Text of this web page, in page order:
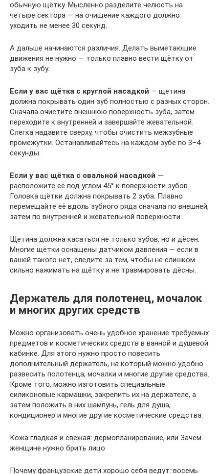
обычную щётку. Мысленно разделите челюсть на
четыре сектора — на очищение каждого должно
уходить не менее 30 секунд.
А дальше начинаются различия. Делать выметающие
движения не нужно — только плавно вести щётку от
зуба к зубу.
Если у вас щётка с круглой насадкой — щетина
должна покрывать один зуб полностью с разных сторон.
Сначала очистите внешнюю поверхность зуба, затем
переходите к внутренней и завершайте жевательной.
Слегка надавите сверху, чтобы очистить межзубные
промежутки. Останавливайтесь на каждом зубе по 3–4
секунды.
Если у вас щётка с овальной насадкой —
расположите её под углом 45° к поверхности зубов.
Головка щётки должна покрывать 2 зуба. Плавно
перемещайте её вдоль зубного ряда сначала по внешней,
затем по внутренней и жевательной поверхности.
Щетина должна касаться не только зубов, но и дёсен.
Многие щётки оснащены датчиком давления — если в
вашей такого нет, следите за тем, чтобы не слишком
сильно нажимать на щётку и не травмировать дёсны.
Держатель для полотенец, мочалок
и многих других средств
Можно организовать очень удобное хранение требуемых
предметов и косметических средств в ванной и душевой
кабинке. Для этого нужно просто повесить
дополнительный держатель, на который можно удобно
развесить полотенца, мочалки и многие другие средства.
Кроме того, можно изготовить специальные
силиконовые кармашки, закрепить их на держателе, а
затем положить в них шампунь, гель для душа,
кондиционер и многие другие косметические средства.
Кожа гладкая и свежая: дермопланирование, или Зачем
женщине нужно брить лицо
Почему французские дети хорошо себя ведут: восемь